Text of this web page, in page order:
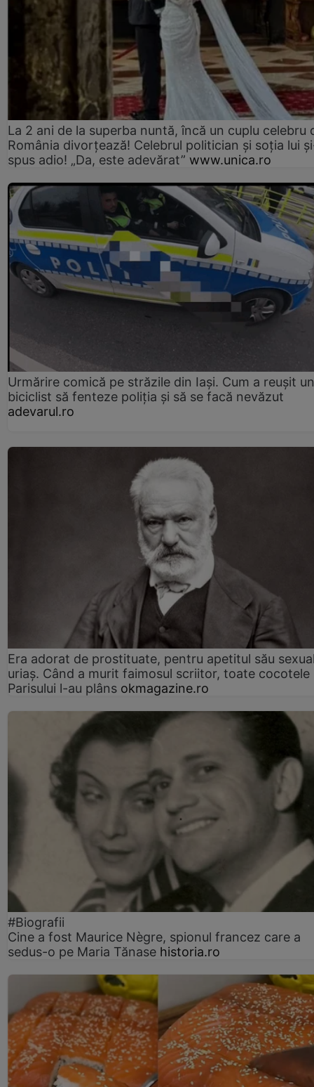
La 2 ani de la superba nuntă, încă un cuplu celebru
România divorțează! Celebrul politician și soția lui
spus adio! „Da, este adevărat” www.unica.ro
Urmărire comică pe străzile din Iași. Cum a reușit un
biciclist să fenteze poliția și să se facă nevăzut
adevarul.ro
Era adorat de prostituate, pentru apetitul său
uriaș. Când a murit faimosul scriitor, toate cocotele
Parisului l-au plâns okmagazine.ro
#Biografii
Cine a fost Maurice Nègre, spionul francez care a
sedus-o pe Maria Tănase historia.ro